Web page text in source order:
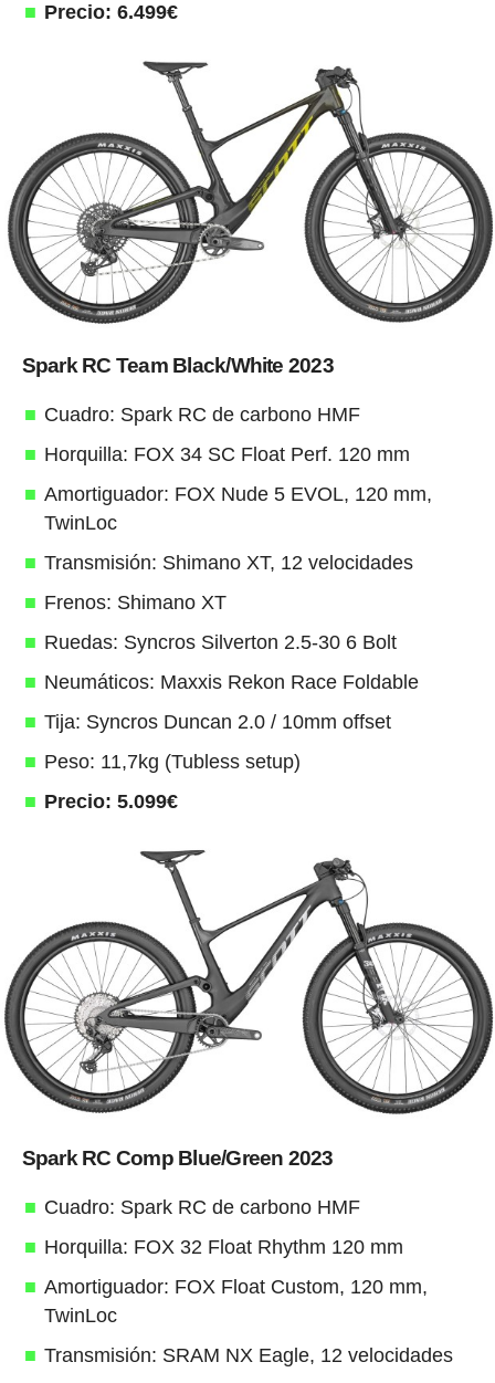
Precio: 6.499€
Spark RC Team Black/White 2023
Cuadro: Spark RC de carbono HMF
Horquilla: FOX 34 SC Float Perf. 120 mm
Amortiguador: FOX Nude 5 EVOL, 120 mm,
TwinLoc
Transmisión: Shimano XT, 12 velocidades
Frenos: Shimano XT
Ruedas: Syncros Silverton 2.5-30 6 Bolt
Neumáticos: Maxxis Rekon Race Foldable
Tija: Syncros Duncan 2.0 / 10mm offset
Peso: 11,7kg (Tubless setup)
Precio: 5.099€
Spark RC Comp Blue/Green 2023
Cuadro: Spark RC de carbono HMF
Horquilla: FOX 32 Float Rhythm 120 mm
Amortiguador: FOX Float Custom, 120 mm,
TwinLoc
Transmisión: SRAM NX Eagle, 12 velocidades